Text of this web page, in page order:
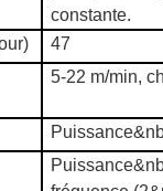
constante.
47
5-22 m/min,